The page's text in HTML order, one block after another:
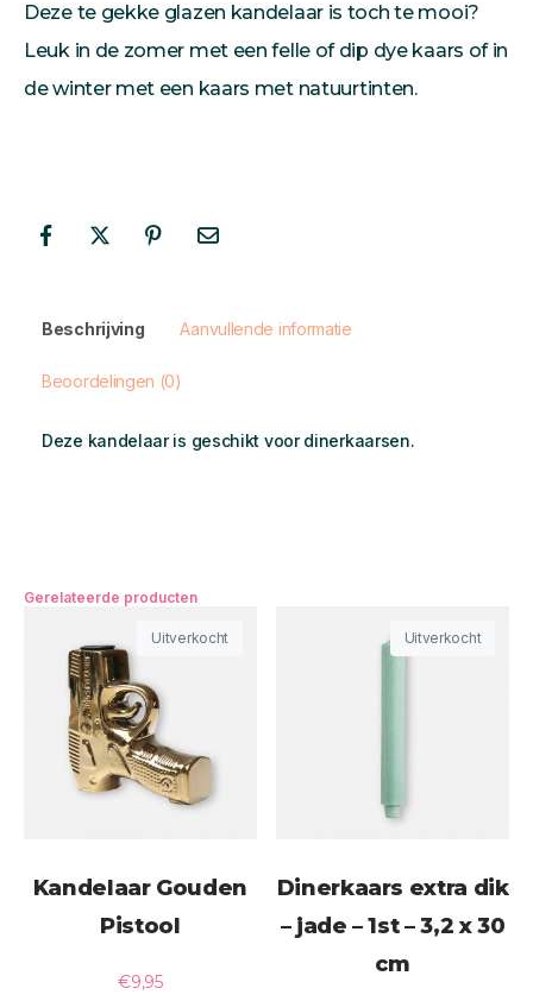
Deze te gekke glazen kandelaar is toch te mooi?
Leuk in de zomer met een felle of dip dye kaars of in
de winter met een kaars met natuurtinten.
Beschrijving Aanvullende informatie
Beoordelingen (0)
Deze kandelaar is geschikt voor dinerkaarsen.
Gerelateerde producten
Uitverkocht
Kandelaar Gouden
Pistool
€9,95
Uitverkocht
Dinerkaars extra dik
– jade – 1st – 3,2 x 30
cm